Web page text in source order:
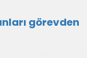
görevden